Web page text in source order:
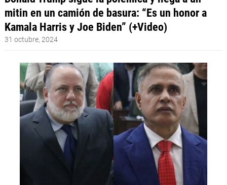
mitin en un camión de basura: “Es un honor a
Kamala Harris y Joe Biden” (+Video)
31 octubre, 2024